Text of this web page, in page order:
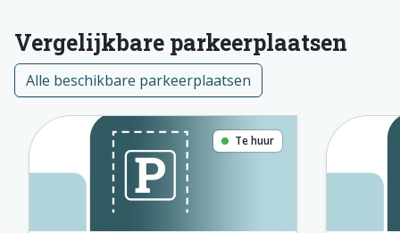
Vergelijkbare parkeerplaatsen
Alle beschikbare parkeerplaatsen
Te huur